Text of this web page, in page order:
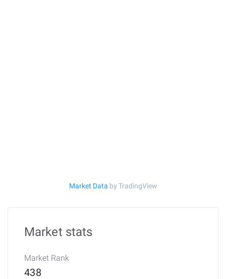
Market Data by TradingView
Market stats
Market Rank
438